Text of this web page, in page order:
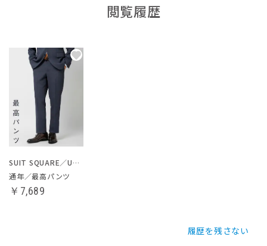
閲覧履歴
SUIT SQUARE／UNIVERSAL LANGUAGE
通年／最高パンツ
￥7,689
履歴を残さない